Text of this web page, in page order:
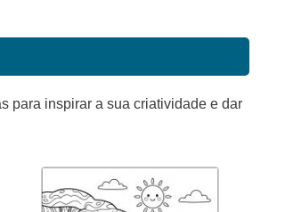
para inspirar a sua criatividade e dar